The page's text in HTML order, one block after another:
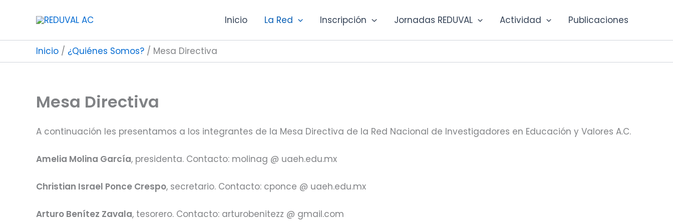
Inicio La Red Inscripción Jornadas REDUVAL Actividad Publicaciones
Inicio ¿Quiénes Somos? Mesa Directiva
Mesa Directiva
A continuación les presentamos a los integrantes de la Mesa Directiva de la Red Nacional de Investigadores en Educación y Valores A.C.
Amelia Molina García, presidenta. Contacto: molinag @ uaeh.edu.mx
Christian Israel Ponce Crespo, secretario. Contacto: cponce @ uaeh.edu.mx
Arturo Benítez Zavala, tesorero. Contacto: arturobenitezz @ gmail.com